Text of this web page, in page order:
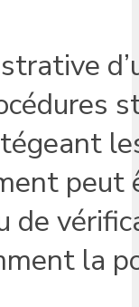
peut
de
la